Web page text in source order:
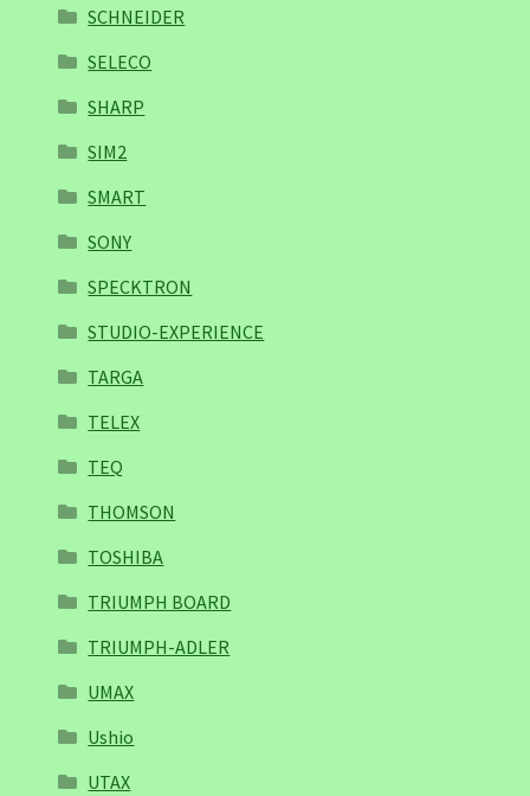
SCHNEIDER
SELECO
SHARP
SIM2
SMART
SONY
SPECKTRON
STUDIO-EXPERIENCE
TARGA
TELEX
TEQ
THOMSON
TOSHIBA
TRIUMPH BOARD
TRIUMPH-ADLER
UMAX
Ushio
UTAX